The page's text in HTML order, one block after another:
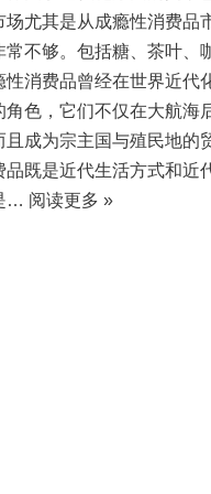
尤其是从成瘾性消费品
不够。包括糖、茶叶、
消费品曾经在世界近代
色，它们不仅在大航海
成为宗主国与殖民地的
既是近代生活方式和近
… 阅读更多 »